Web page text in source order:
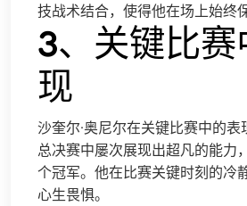
技战术结合，使得他在场上始终
3、关键比赛
现
沙奎尔·奥尼尔在关键比赛中的
总决赛中屡次展现出超凡的能力
个冠军。他在比赛关键时刻的冷
心生畏惧。